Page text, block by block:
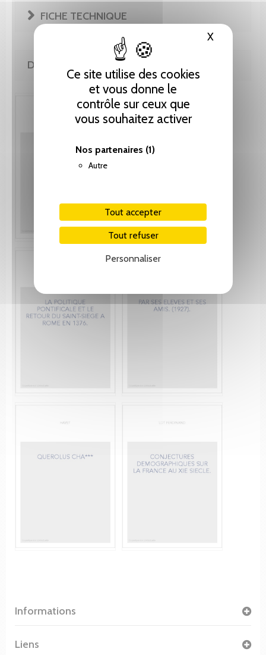
Ce site utilise des cookies
et vous donne le
contrôle sur ceux que
vous souhaitez activer
Nos partenaires (1)
Autre
Tout accepter
Tout refuser
Personnaliser
XMasquer
FICHE TECHNIQUE
DE LA MÊME COLLECTION
Informations
Liens